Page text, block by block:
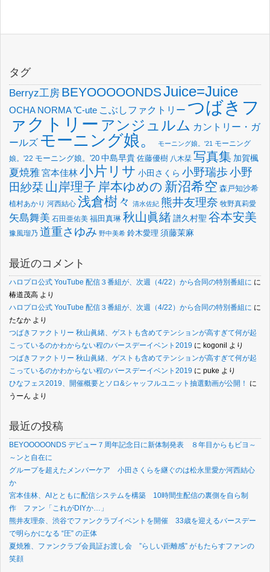
タグ
Berryz工房 BEYOOOOONDSJuice=Juice
OCHA NORMA℃-ute こぶしファクトリー つばきフ
ァクトリー アンジュルム カントリー・ガ
ールズ モーニング娘。 モーニング娘。'21 モーニング
娘。'22 モーニング娘。'20 中島早貴 佐藤優樹 八木栞 写真集 加賀楓
夏焼雅宮本佳林小片リサ 小田さくら 小野瑞歩小野
田紗栞 山岸理子 岸本ゆめの 新沼希空 森戸知沙希
植村あかり 河西結心 浅倉樹々 清水佐紀 熊井友理奈 牧野真莉愛
矢島舞美 石田亜佑美 福田真琳 秋山眞緒譜久村聖 谷本安美
豫風瑠乃 道重さゆみ 野中美希 鈴木愛理 須藤茉麻
最近のコメント
ハロプロ公式 YouTube 配信３番組が、次週（4/22）から合同の特別番組に に
椿道茂高 より
ハロプロ公式 YouTube 配信３番組が、次週（4/22）から合同の特別番組に に
たなか より
つばきファクトリー 秋山眞緒、ゲストも含めてテンションが高すぎて何が起
こっているのかわからない程のバースデーイベント2019 に kogonil より
つばきファクトリー 秋山眞緒、ゲストも含めてテンションが高すぎて何が起
こっているのかわからない程のバースデーイベント2019 に puke より
ひなフェス2019、開催概要とソロ&シャッフルユニット抽選動画が公開！
に
うーん より
最近の投稿
BEYOOOOONDS デビュー７周年記念日に新体制発表 ８年目からもビヨ～
～ンと自在に
グループを超えたメンバーケア 小田さくらを継ぐのは松永里愛か河西結心
か
宮本佳林、AIとともに配信システムを構築 10時間生配信の裏側を自ら制
作 ファン「これがDIYか…」
熊井友理奈、渋谷でファンクラブイベントを開催 33歳を迎えるバースデー
で明らかになる “圧” の正体
夏焼雅、ファンクラブ会員証お渡し会 ”らしい距離感” がもたらすファンの
笑顔